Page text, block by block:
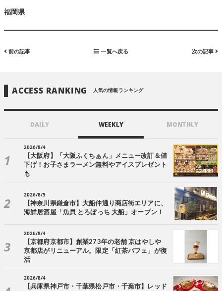
福岡県
前の記事 一覧へ戻る 次の記事
ACCESS RANKING 人気の情報ランキング
DAILY WEEKLY MONTHLY
2026/8/4
【大阪府】「大阪ふくちぁん」メニュー改訂＆値
下げ！お子さまラーメン無料やアイスプレゼント
も
2026/8/5
【神奈川県鎌倉市】大船仲通り商店街エリアに、
海鮮居酒屋「魚貝 とろぼっち 大船」オープン！
2026/8/4
【京都府京都市】創業273年の老舗 京はやしや
京都店がリニューアル。限定「紅茶パフェ」が復
活
2026/8/4
【兵庫県神戸市・千葉県松戸市・千葉市】レッド